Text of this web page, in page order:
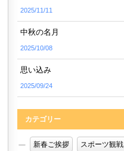
2025/11/11
中秋の名月
2025/10/08
思い込み
2025/09/24
カテゴリー
新春ご挨拶 スポーツ観戦